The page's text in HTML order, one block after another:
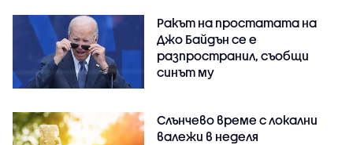
Ракът на простатата на
Джо Байдън се е
разпространил, съобщи
синът му
Слънчево време с локални
валежи в неделя